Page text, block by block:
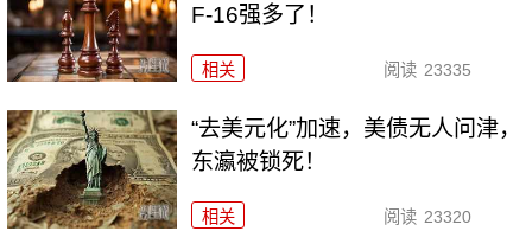
F-16强多了！
相关 阅读 23335
“去美元化”加速，美债无人问津，
东瀛被锁死！
相关 阅读 23320